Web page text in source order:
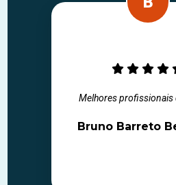
Melhores profissionais
Bruno Barreto